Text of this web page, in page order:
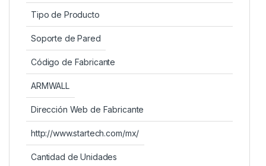
Tipo de Producto
Soporte de Pared
Código de Fabricante
ARMWALL
Dirección Web de Fabricante
http://www.startech.com/mx/
Cantidad de Unidades